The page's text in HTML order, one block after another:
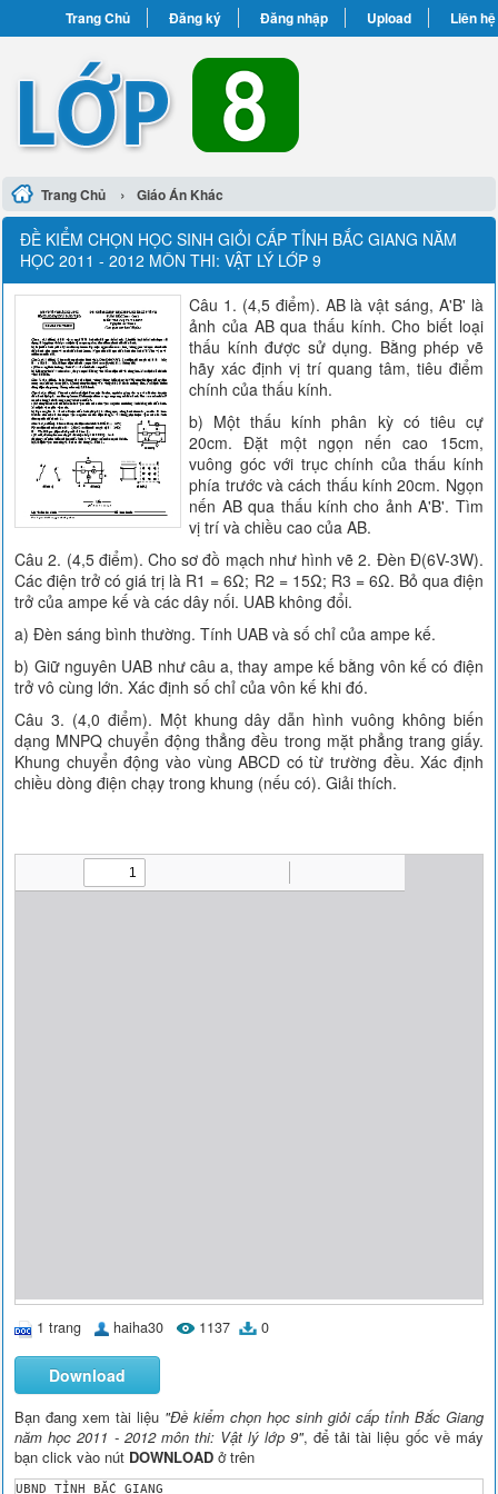
Trang Chủ Đăng ký Đăng nhập Upload Liên hệ
Trang Chủ › Giáo Án Khác
ĐỀ KIỂM CHỌN HỌC SINH GIỎI CẤP TỈNH BẮC GIANG NĂM
HỌC 2011 - 2012 MÔN THI: VẬT LÝ LỚP 9
Câu 1. (4,5 điểm). AB là vật sáng, A'B' là
ảnh của AB qua thấu kính. Cho biết loại
thấu kính được sử dụng. Bằng phép vẽ
hãy xác định vị trí quang tâm, tiêu điểm
chính của thấu kính.
b) Một thấu kính phân kỳ có tiêu cự
20cm. Đặt một ngọn nến cao 15cm,
vuông góc với trục chính của thấu kính
phía trước và cách thấu kính 20cm. Ngọn
nến AB qua thấu kính cho ảnh A'B'. Tìm
vị trí và chiều cao của AB.
Câu 2. (4,5 điểm). Cho sơ đồ mạch như hình vẽ 2. Đèn Đ(6V-3W).
Các điện trở có giá trị là R1 = 6Ω; R2 = 15Ω; R3 = 6Ω. Bỏ qua điện
trở của ampe kế và các dây nối. UAB không đổi.
a) Đèn sáng bình thường. Tính UAB và số chỉ của ampe kế.
b) Giữ nguyên UAB như câu a, thay ampe kế bằng vôn kế có điện
trở vô cùng lớn. Xác định số chỉ của vôn kế khi đó.
Câu 3. (4,0 điểm). Một khung dây dẫn hình vuông không biến
dạng MNPQ chuyển động thẳng đều trong mặt phẳng trang giấy.
Khung chuyển động vào vùng ABCD có từ trường đều. Xác định
chiều dòng điện chạy trong khung (nếu có). Giải thích.
1 trang haiha30 1137 0
Download
Bạn đang xem tài liệu "Đề kiểm chọn học sinh giỏi cấp tỉnh Bắc Giang
năm học 2011 - 2012 môn thi: Vật lý lớp 9", để tải tài liệu gốc về máy
bạn click vào nút DOWNLOAD ở trên
UBND TỈNH BẮC GIANG